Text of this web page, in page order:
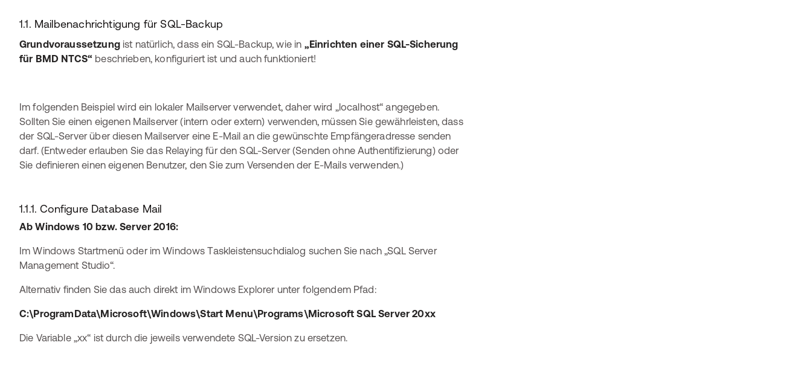
1.1. Mailbenachrichtigung für SQL-Backup
Grundvoraussetzung ist natürlich, dass ein SQL-Backup, wie in „Einrichten einer SQL-Sicherung
für BMD NTCS“ beschrieben, konfiguriert ist und auch funktioniert!
Im folgenden Beispiel wird ein lokaler Mailserver verwendet, daher wird „localhost“ angegeben.
Sollten Sie einen eigenen Mailserver (intern oder extern) verwenden, müssen Sie gewährleisten, dass
der SQL-Server über diesen Mailserver eine E-Mail an die gewünschte Empfängeradresse senden
darf. (Entweder erlauben Sie das Relaying für den SQL-Server (Senden ohne Authentifizierung) oder
Sie definieren einen eigenen Benutzer, den Sie zum Versenden der E-Mails verwenden.)
1.1.1. Configure Database Mail
Ab Windows 10 bzw. Server 2016:
Im Windows Startmenü oder im Windows Taskleistensuchdialog suchen Sie nach „SQL Server
Management Studio“.
Alternativ finden Sie das auch direkt im Windows Explorer unter folgendem Pfad:
C:\ProgramData\Microsoft\Windows\Start Menu\Programs\Microsoft SQL Server 20xx
Die Variable „xx“ ist durch die jeweils verwendete SQL-Version zu ersetzen.